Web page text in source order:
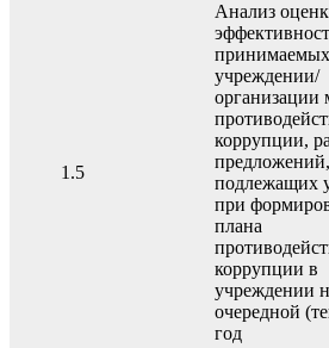
1.5
Анализ
учреждении/
организации
коррупции,
предложений,
подлежащих
при
плана
коррупции в
учреждении
очередной
год